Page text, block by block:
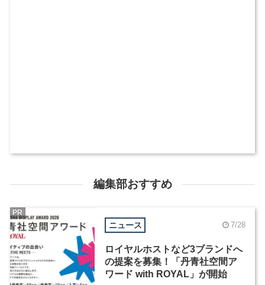
編集部おすすめ
ニュース 7/28
ロイヤルホストなど3ブランドへ
の提案を募集！「丹青社空間ア
ワード with ROYAL」が開始
PR